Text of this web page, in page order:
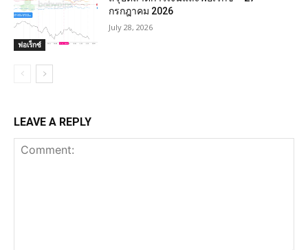
ฟอเร็กซ์
กรกฎาคม 2026
July 28, 2026
LEAVE A REPLY